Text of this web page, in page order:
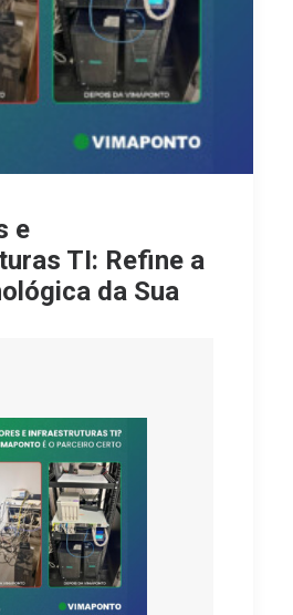
e
TI: Refine a
da Sua